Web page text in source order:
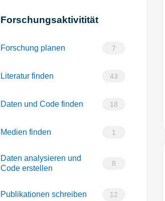
Forschungsaktivitität
Forschung planen 7
Literatur finden 43
Daten und Code finden 18
Medien finden 1
Daten analysieren und
Code erstellen
8
Publikationen schreiben 12